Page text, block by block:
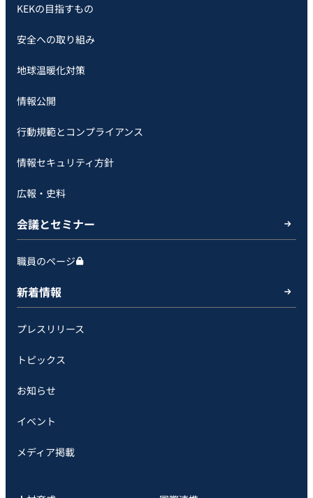
KEKの目指すもの
安全への取り組み
地球温暖化対策
情報公開
行動規範とコンプライアンス
情報セキュリティ方針
広報・史料
会議とセミナー
職員のページ
新着情報
プレスリリース
トピックス
お知らせ
イベント
メディア掲載